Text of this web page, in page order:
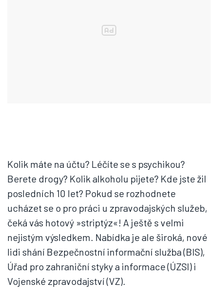
Kolik máte na účtu? Léčíte se s psychikou?
Berete drogy? Kolik alkoholu pijete? Kde jste žil
posledních 10 let? Pokud se rozhodnete
ucházet se o pro práci u zpravodajských služeb,
čeká vás hotový »striptýz«! A ještě s velmi
nejistým výsledkem. Nabídka je ale široká, nové
lidi shání Bezpečnostní informační služba (BIS),
Úřad pro zahraniční styky a informace (ÚZSI) i
Vojenské zpravodajství (VZ).